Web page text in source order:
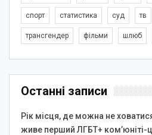
спорт статистика суд тв
трансгендер фільми шлюб
Останні записи
Рік місця, де можна не
живе перший ЛГБТ+ ком’юніті-